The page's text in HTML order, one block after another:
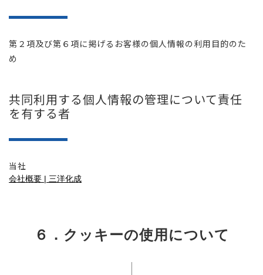
第２項及び第６項に掲げるお客様の個人情報の利用目的のた
め
共同利用する個人情報の管理について責任
を有する者
当社
会社概要 | 三洋化成
６．クッキーの使用について